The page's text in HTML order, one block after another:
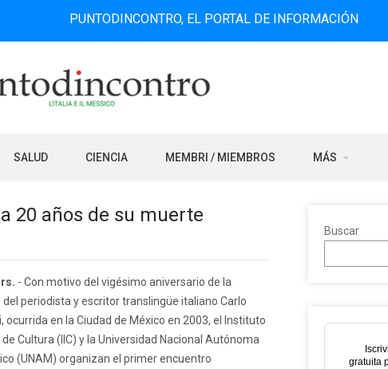
PUNTODINCONTRO, EL PORTAL DE INFORMACIÓN BILINGÜE
SALUD CIENCIA MEMBRI / MIEMBROS MÁS
20 años de su muerte
- Con motivo del vigésimo aniversario de la
periodista y escritor translingüe italiano Carlo
ocurrida en la Ciudad de México en 2003, el Instituto
de Cultura (IIC) y la Universidad Nacional Autónoma
(UNAM) organizan el primer encuentro
Buscar
gratuita